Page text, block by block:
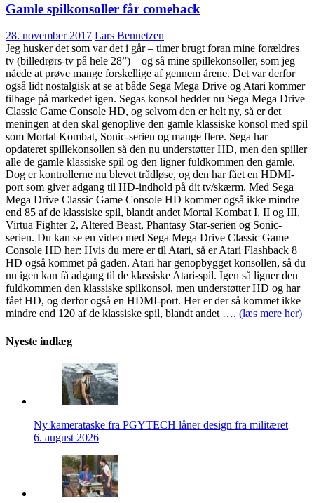
Gamle spilkonsoller får comeback
28. november 2017 Lars Bennetzen
Jeg husker det som var det i går – timer brugt foran mine forældres
tv (billedrørs-tv på hele 28”) – og så mine spillekonsoller, som jeg
nåede at prøve mange forskellige af gennem årene. Det var derfor
også lidt nostalgisk at se at både Sega Mega Drive og Atari kommer
tilbage på markedet igen. Segas konsol hedder nu Sega Mega Drive
Classic Game Console HD, og selvom den er helt ny, så er det
meningen at den skal genoplive den gamle klassiske konsol med spil
som Mortal Kombat, Sonic-serien og mange flere. Sega har
opdateret spillekonsollen så den nu understøtter HD, men den spiller
alle de gamle klassiske spil og den ligner fuldkommen den gamle.
Dog er kontrollerne nu blevet trådløse, og den har fået en HDMI-
port som giver adgang til HD-indhold på dit tv/skærm. Med Sega
Mega Drive Classic Game Console HD kommer også ikke mindre
end 85 af de klassiske spil, blandt andet Mortal Kombat I, II og III,
Virtua Fighter 2, Altered Beast, Phantasy Star-serien og Sonic-
serien. Du kan se en video med Sega Mega Drive Classic Game
Console HD her: Hvis du mere er til Atari, så er Atari Flashback 8
HD også kommet på gaden. Atari har genopbygget konsollen, så du
nu igen kan få adgang til de klassiske Atari-spil. Igen så ligner den
fuldkommen den klassiske spilkonsol, men understøtter HD og har
fået HD, og derfor også en HDMI-port. Her er der så kommet ikke
mindre end 120 af de klassiske spil, blandt andet …. (læs mere her)
Nyeste indlæg
Ny kamerataske fra PGYTECH låner design fra militæret
6. august 2026